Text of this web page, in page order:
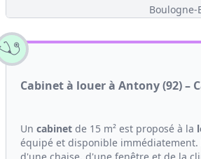
Boulogne-
Cabinet à louer à Antony (92) –
Un cabinet de 15 m² est proposé à la
équipé et disponible immédiatement.